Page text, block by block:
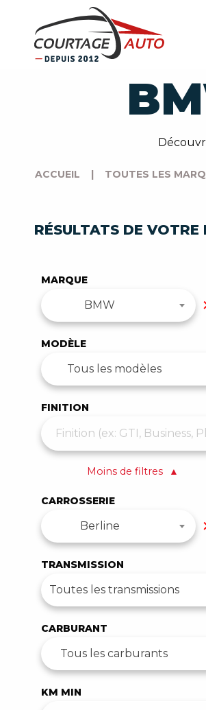
ACCUEIL | TOUTES LES
RÉSULTATS DE VOTRE
MARQUE
BMW
MODÈLE
Tous les modèles
FINITION
Moins de filtres ▲
CARROSSERIE
Berline
TRANSMISSION
Toutes les transmissions
CARBURANT
Tous les carburants
KM MIN